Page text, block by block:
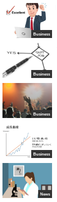
Business
Business
Business
Business
News